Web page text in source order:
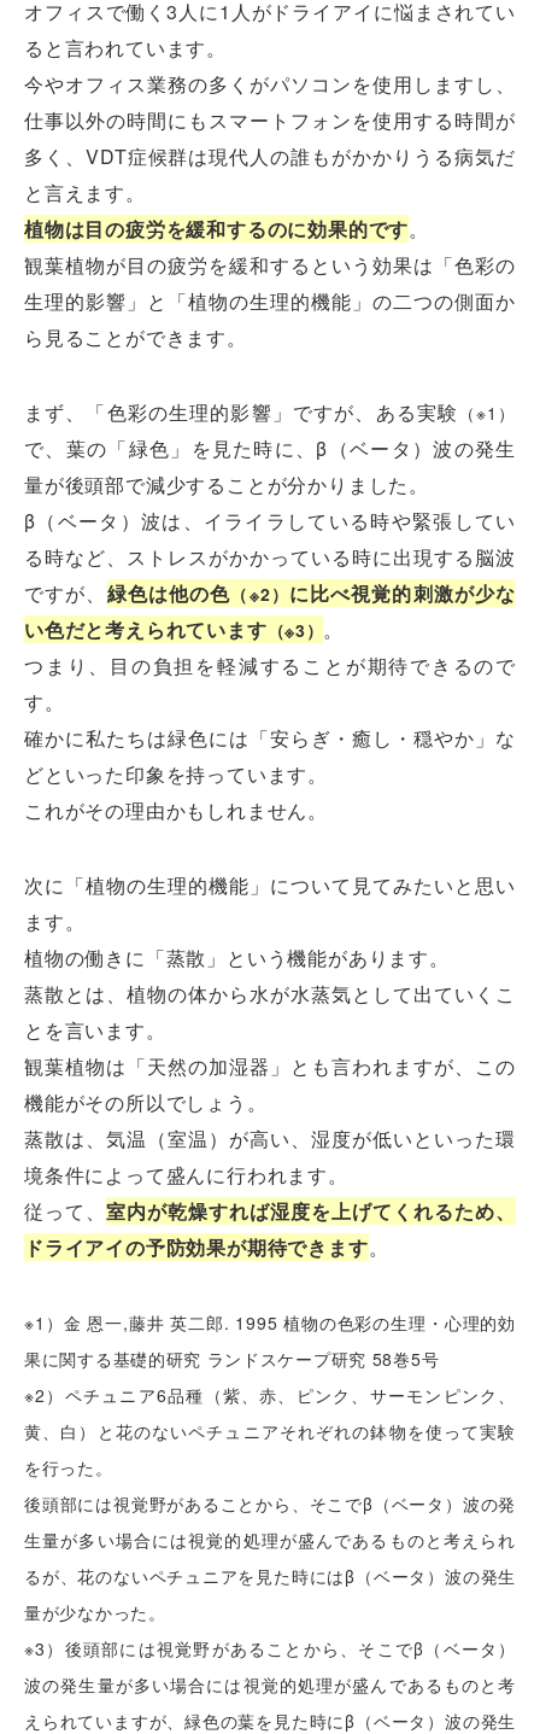
オフィスで働く3人に1人がドライアイに悩まされてい
ると言われています。
今やオフィス業務の多くがパソコンを使用しますし、
仕事以外の時間にもスマートフォンを使用する時間が
多く、VDT症候群は現代人の誰もがかかりうる病気だ
と言えます。
植物は目の疲労を緩和するのに効果的です。
観葉植物が目の疲労を緩和するという効果は「色彩の
生理的影響」と「植物の生理的機能」の二つの側面か
ら見ることができます。
まず、「色彩の生理的影響」ですが、ある実験 （※1）
で、葉の「緑色」を見た時に、β（ベータ）波の発生
量が後頭部で減少することが分かりました。
β（ベータ）波は、イライラしている時や緊張してい
る時など、ストレスがかかっている時に出現する脳波
ですが、 緑色は他の色 （※2） に比べ視覚的刺激が少な
い色だと考えられています （※3） 。
つまり、目の負担を軽減することが期待できるので
す。
確かに私たちは緑色には「安らぎ・癒し・穏やか」な
どといった印象を持っています。
これがその理由かもしれません。
次に「植物の生理的機能」について見てみたいと思い
ます。
植物の働きに「蒸散」という機能があります。
蒸散とは、植物の体から水が水蒸気として出ていくこ
とを言います。
観葉植物は「天然の加湿器」とも言われますが、この
機能がその所以でしょう。
蒸散は、気温（室温）が高い、湿度が低いといった環
境条件によって盛んに行われます。
従って、室内が乾燥すれば湿度を上げてくれるため、
ドライアイの予防効果が期待できます。
※1）金 恩一,藤井 英二郎. 1995 植物の色彩の生理・心理的効
果に関する基礎的研究 ランドスケープ研究 58巻5号
※2）ペチュニア6品種（紫、赤、ピンク、サーモンピンク、
黄、白）と花のないペチュニアそれぞれの鉢物を使って実験
を行った。
後頭部には視覚野があることから、そこでβ（ベータ）波の発
生量が多い場合には視覚的処理が盛んであるものと考えられ
るが、花のないペチュニアを見た時にはβ（ベータ）波の発生
量が少なかった。
※3）後頭部には視覚野があることから、そこでβ（ベータ）
波の発生量が多い場合には視覚的処理が盛んであるものと考
えられていますが、緑色の葉を見た時にβ（ベータ）波の発生